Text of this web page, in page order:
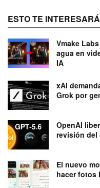
ESTO TE INTERESARÁ
Vmake
agua en
IA
xAI
Grok por
OpenAI
revisión del
El nuevo
hacer fotos